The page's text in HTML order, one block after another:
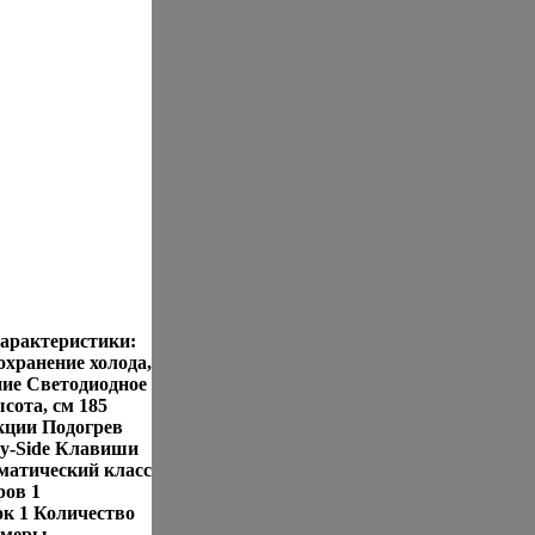
холода,
Светодиодное
см 185
Подогрев
Side Клавиши
класс
1
1 Количество